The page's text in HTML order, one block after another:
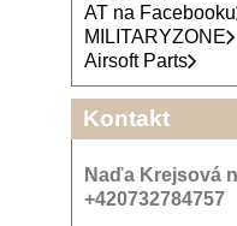
AT na Facebooku
MILITARYZONE
Airsoft Parts
Kontakt
Naďa Krejsová
+420732784757